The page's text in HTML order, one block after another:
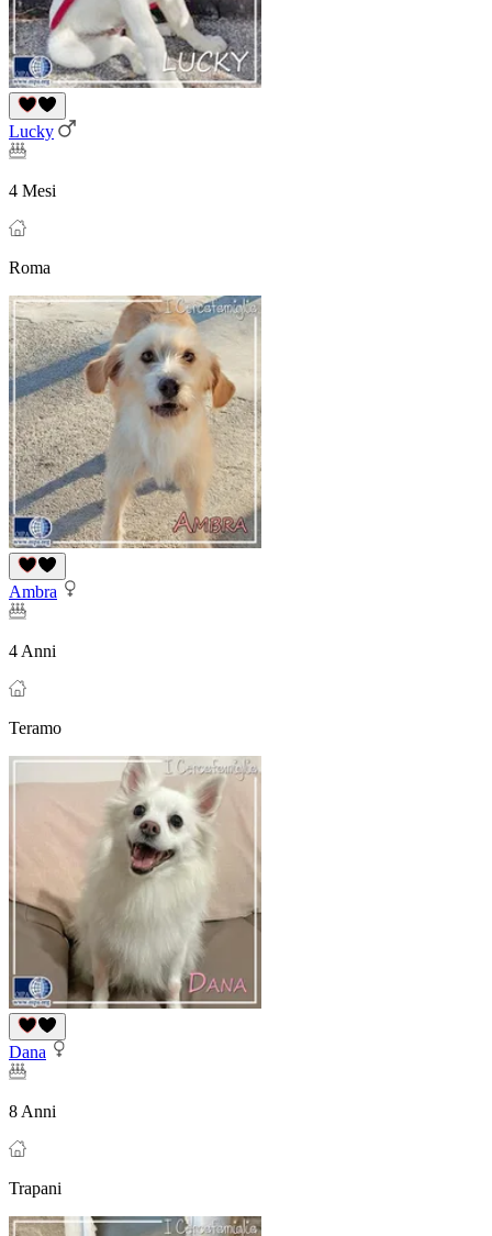
Lucky
4 Mesi
Roma
Ambra
4 Anni
Teramo
Dana
8 Anni
Trapani